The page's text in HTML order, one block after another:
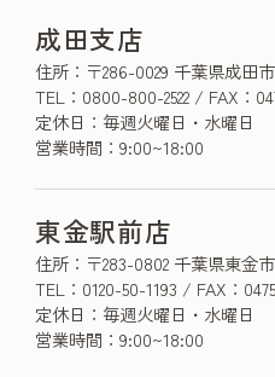
成田支店
住所：〒286-0029 千葉県成田
TEL：0800-800-2522 / FAX：
定休日：毎週火曜日・水曜日
営業時間：9:00~18:00
東金駅前店
住所：〒283-0802 千葉県東金
TEL：0120-50-1193 / FAX：
定休日：毎週火曜日・水曜日
営業時間：9:00~18:00